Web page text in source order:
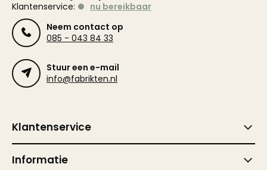
Klantenservice:
nu bereikbaar
Neem contact op
085 - 043 84 33
Stuur een e-mail
info@fabrikten.nl
Klantenservice
Informatie